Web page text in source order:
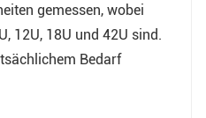
gemessen, wobei
12U, 18U und 42U sind.
Bedarf